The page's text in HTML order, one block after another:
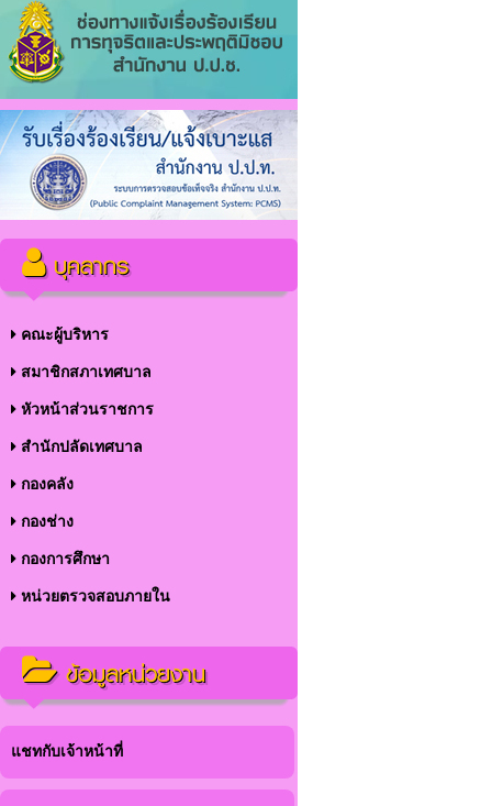
บุคลากร
คณะผู้บริหาร
สมาชิกสภาเทศบาล
หัวหน้าส่วนราชการ
สำนักปลัดเทศบาล
กองคลัง
กองช่าง
กองการศึกษา
หน่วยตรวจสอบภายใน
ข้อมูลหน่วยงาน
แชทกับเจ้าหน้าที่